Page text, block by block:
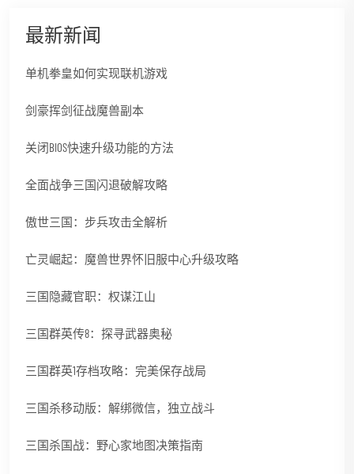
最新新闻
单机拳皇如何实现联机游戏
剑豪挥剑征战魔兽副本
关闭BIOS快速升级功能的方法
全面战争三国闪退破解攻略
傲世三国：步兵攻击全解析
亡灵崛起：魔兽世界怀旧服中心升级攻略
三国隐藏官职：权谋江山
三国群英传8：探寻武器奥秘
三国群英1存档攻略：完美保存战局
三国杀移动版：解绑微信，独立战斗
三国杀国战：野心家地图决策指南